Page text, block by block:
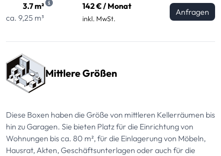
3.7 m²
ca. 9,25 m³
142 € / Monat
inkl. MwSt.
Anfragen
Mittlere Größen
Diese Boxen haben die Größe von mittleren Kellerräumen bis
hin zu Garagen. Sie bieten Platz für die Einrichtung von
Wohnungen bis ca. 80 m², für die Einlagerung von Möbeln,
Hausrat, Akten, Geschäftsunterlagen oder auch für die